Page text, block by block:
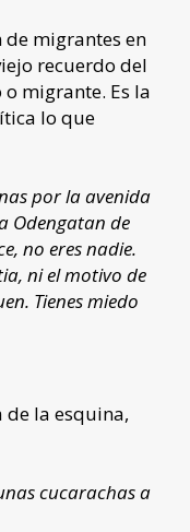
migrantes en
recuerdo del
migrante. Es la
lo que
por la avenida
Odengatan de
no eres nadie.
ni el motivo de
Tienes miedo
la esquina,
cucarachas a